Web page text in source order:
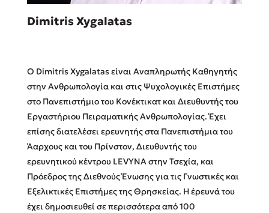
Sebastian Fitzek
Στέφανος Ξενάκης
Το λεξικό της ζωής σου
Dimitris Xygalatas
Ο Dimitris Xygalatas είναι Αναπληρωτής Καθηγητής
στην Ανθρωπολογία και στις Ψυχολογικές Επιστήμες
στο Πανεπιστήμιο του Κονέκτικατ και Διευθυντής του
Εργαστήριου Πειραματικής Ανθρωπολογίας. Έχει
επίσης διατελέσει ερευνητής στα Πανεπιστήμια του
Άαρχους και του Πρίνστον, Διευθυντής του
ερευνητικού κέντρου LEVYNA στην Τσεχία, και
Πρόεδρος της Διεθνούς Ένωσης για τις Γνωστικές και
Εξελικτικές Επιστήμες της Θρησκείας. Η έρευνά του
έχει δημοσιευθεί σε περισσότερα από 100